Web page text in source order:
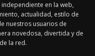
en la web,
actualidad, estilo de
nuestros usuarios de
novedosa, divertida y de
la red.